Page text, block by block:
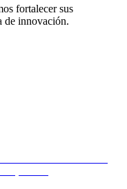
fortalecer sus
de innovación.